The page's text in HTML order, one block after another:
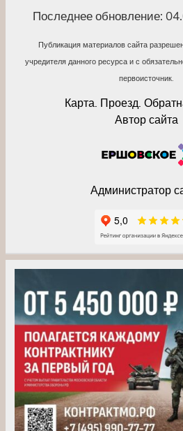
Последнее обновление:
Публикация материалов сайта
учредителя данного ресурса и с
первоисточник.
Карта. Проезд.
Автор сайта
Администратор